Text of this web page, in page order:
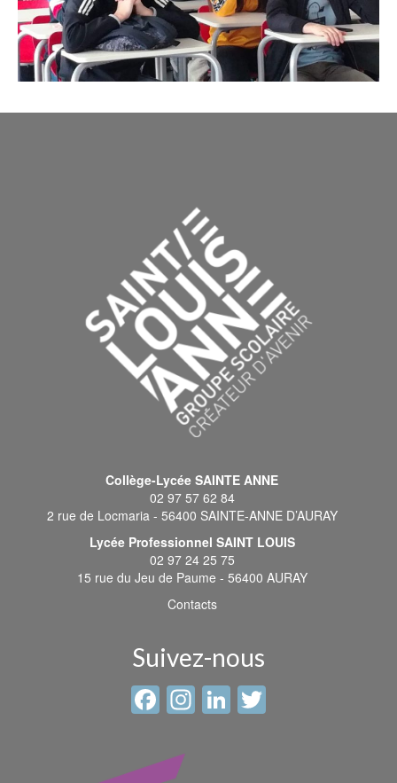
Collège-Lycée SAINTE ANNE
02 97 57 62 84
2 rue de Locmaria - 56400 SAINTE-ANNE D’AURAY
Lycée Professionnel SAINT LOUIS
02 97 24 25 75
15 rue du Jeu de Paume - 56400 AURAY
Contacts
Suivez-nous
Facebook
Instagram
LinkedIn